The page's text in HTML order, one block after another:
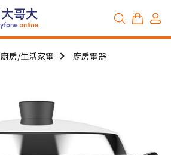
廚房/生活家電 廚房電器